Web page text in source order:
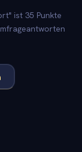
ist 35 Punkte